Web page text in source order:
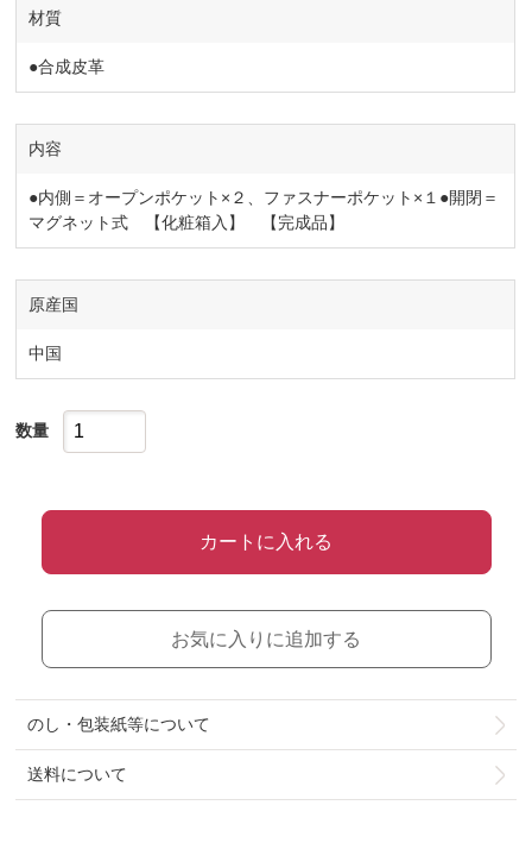
材質
●合成皮革
内容
●内側＝オープンポケット×２、ファスナーポケット×１●開閉＝
マグネット式 【化粧箱入】 【完成品】
原産国
中国
数量
カートに入れる
お気に入りに追加する
のし・包装紙等について
送料について